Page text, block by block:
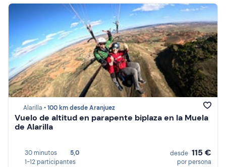
Alarilla •100 km desde Aranjuez
Vuelo de altitud en parapente biplaza en la Muela
de Alarilla
30 minutos
5,0
1-12 participantes
desde 115 €
por persona